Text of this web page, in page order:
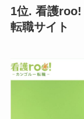
1位. 看護roo!
転職サイト